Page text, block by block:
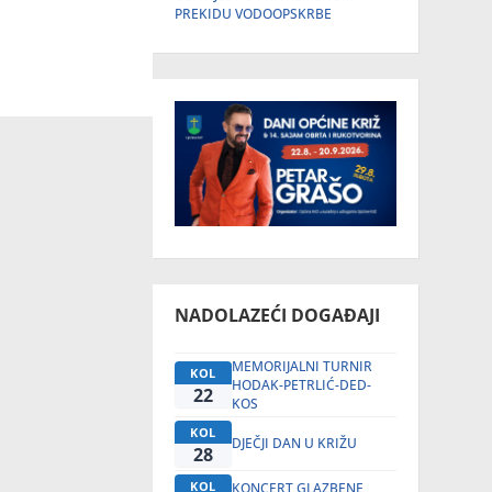
PREKIDU VODOOPSKRBE
NADOLAZEĆI DOGAĐAJI
KOL
22
MEMORIJALNI TURNIR
HODAK-PETRLIĆ-DED-
KOS
KOL
28 DJEČJI DAN U KRIŽU
KOL
KONCERT GLAZBENE